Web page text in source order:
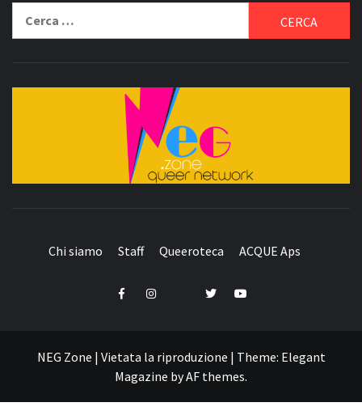
Chi siamo Staff Queeroteca ACQUE Aps
FacebookInstagram TwitterYouTube
NEG Zone | Vietata la riproduzione | Theme: Elegant
Magazine byAF themes.